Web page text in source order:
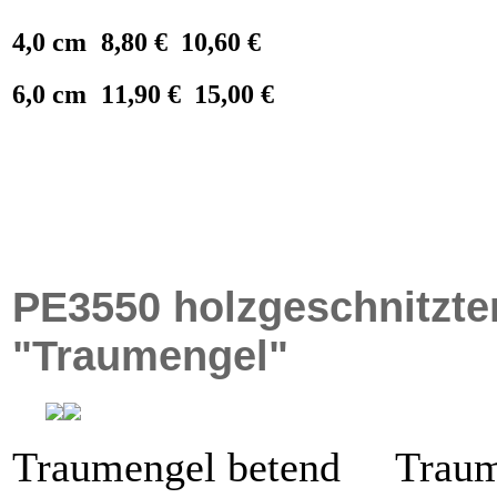
4,0 cm
6,0 cm
8,80 € 10,60 €
11,90 € 15,00 €
PE3550
"Traumengel"
Traumengel betend